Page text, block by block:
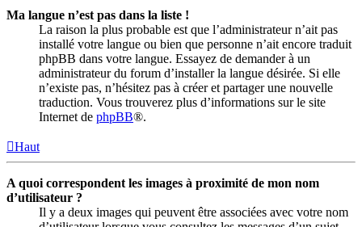
Ma langue n’est pas dans la liste !
La raison la plus probable est que l’administrateur n’ait pas
installé votre langue ou bien que personne n’ait encore traduit
phpBB dans votre langue. Essayez de demander à un
administrateur du forum d’installer la langue désirée. Si elle
n’existe pas, n’hésitez pas à créer et partager une nouvelle
traduction. Vous trouverez plus d’informations sur le site
Internet de phpBB®.
Haut
A quoi correspondent les images à proximité de mon nom
d’utilisateur ?
Il y a deux images qui peuvent être associées avec votre nom